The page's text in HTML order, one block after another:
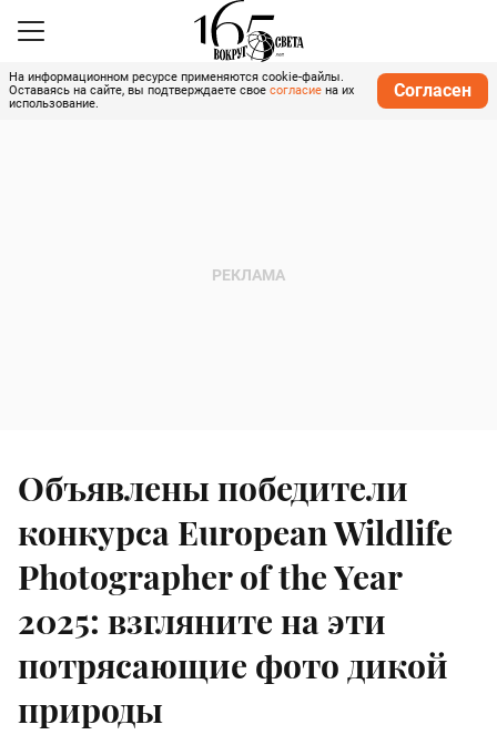
На информационном ресурсе применяются cookie-файлы.
Оставаясь на сайте, вы подтверждаете свое согласие на их
использование.
Согласен
Объявлены победители
конкурса European Wildlife
Photographer of the Year
2025: взгляните на эти
потрясающие фото дикой
природы